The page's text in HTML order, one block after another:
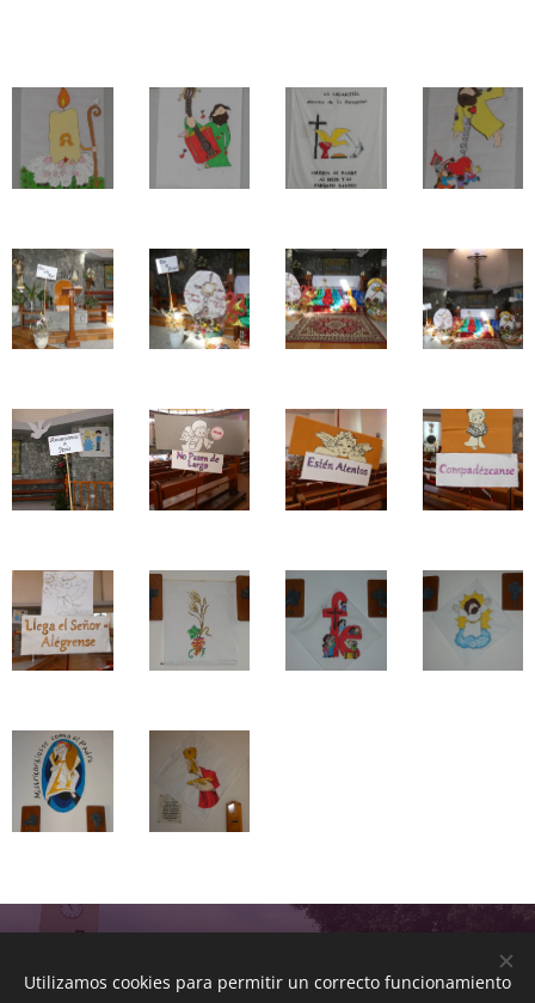
Tejeda, 7. 35100 San Fernando de
Maspalomas
Utilizamos cookies para permitir un correcto funcionamiento